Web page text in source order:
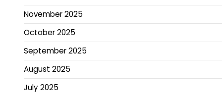
November 2025
October 2025
September 2025
August 2025
July 2025